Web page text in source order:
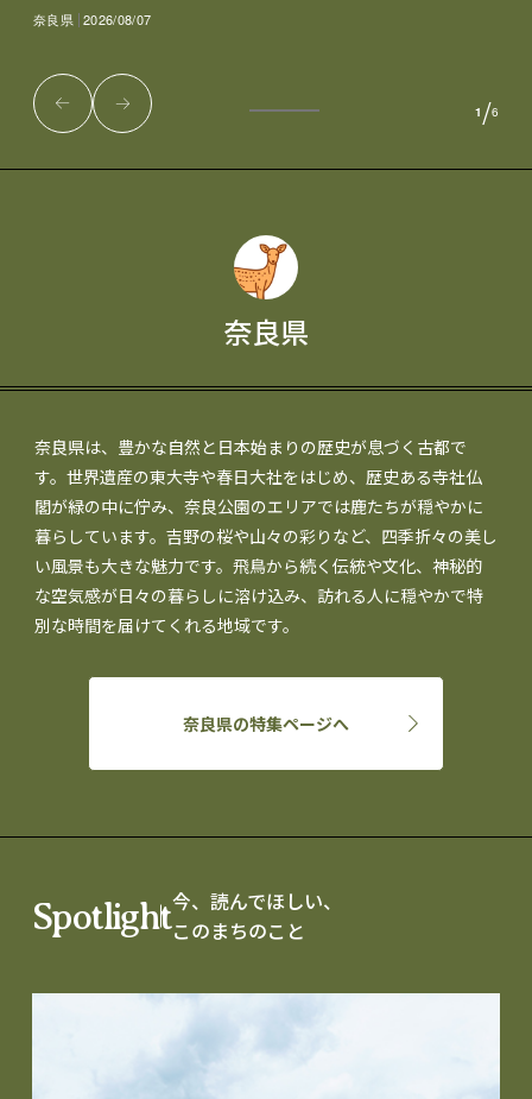
奈良県
奈良県は、豊かな自然と日本始まりの歴史が息づく古都で
す。世界遺産の東大寺や春日大社をはじめ、歴史ある寺社仏
閣が緑の中に佇み、奈良公園のエリアでは鹿たちが穏やかに
暮らしています。吉野の桜や山々の彩りなど、四季折々の美し
い風景も大きな魅力です。飛鳥から続く伝統や文化、神秘的
な空気感が日々の暮らしに溶け込み、訪れる人に穏やかで特
別な時間を届けてくれる地域です。
奈良県の特集ページへ
奈良県 2026/08/07
1 /6
Spotlight今、読んでほしい、
このまちのこと